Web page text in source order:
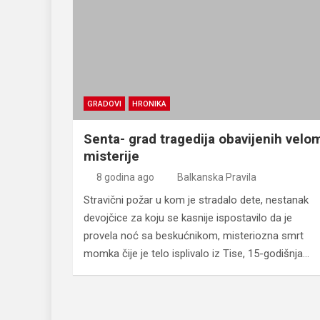
GRADOVI HRONIKA
Senta- grad tragedija obavijenih
misterije
8 godina ago Balkanska Pravila
Stravični požar u kom je stradalo dete, nestanak
devojčice za koju se kasnije ispostavilo da je
provela noć sa beskućnikom, misteriozna smrt
momka čije je telo isplivalo iz Tise, 15-godišnja…